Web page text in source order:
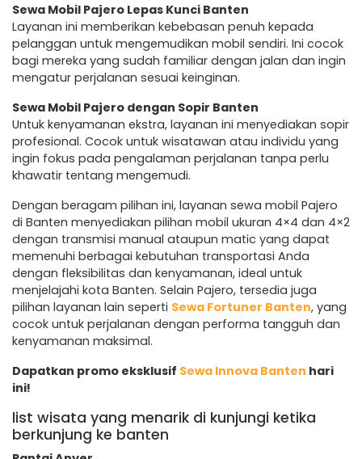
Sewa Mobil Pajero Lepas Kunci Banten
Layanan ini memberikan kebebasan penuh kepada
pelanggan untuk mengemudikan mobil sendiri. Ini cocok
bagi mereka yang sudah familiar dengan jalan dan ingin
mengatur perjalanan sesuai keinginan.
Sewa Mobil Pajero dengan Sopir Banten
Untuk kenyamanan ekstra, layanan ini menyediakan sopir
profesional. Cocok untuk wisatawan atau individu yang
ingin fokus pada pengalaman perjalanan tanpa perlu
khawatir tentang mengemudi.
Dengan beragam pilihan ini, layanan sewa mobil Pajero
di Banten menyediakan pilihan mobil ukuran 4×4 dan 4×2
dengan transmisi manual ataupun matic yang dapat
memenuhi berbagai kebutuhan transportasi Anda
dengan fleksibilitas dan kenyamanan, ideal untuk
menjelajahi kota Banten. Selain Pajero, tersedia juga
pilihan layanan lain seperti Sewa Fortuner Banten, yang
cocok untuk perjalanan dengan performa tangguh dan
kenyamanan maksimal.
Dapatkan promo eksklusif Sewa Innova Banten hari
ini!
list wisata yang menarik di kunjungi ketika
berkunjung ke banten